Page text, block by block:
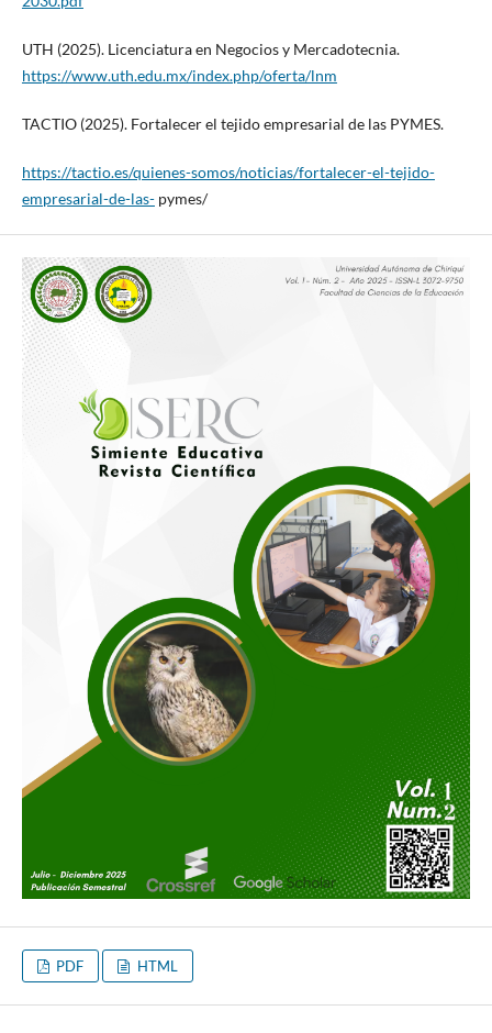
UTH (2025). Licenciatura en Negocios y Mercadotecnia.
https://www.uth.edu.mx/index.php/oferta/lnm
TACTIO (2025). Fortalecer el tejido empresarial de las PYMES.
https://tactio.es/quienes-somos/noticias/fortalecer-el-tejido-
empresarial-de-las-pymes/
PDF HTML